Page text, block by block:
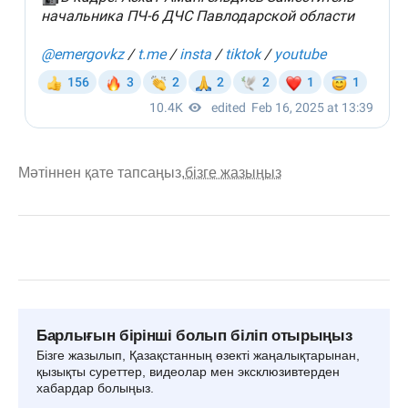
Мәтіннен қате тапсаңыз,бізге жазыңыз
Барлығын бірінші болып біліп отырыңыз
Бізге жазылып, Қазақстанның өзекті жаңалықтарынан,
қызықты суреттер, видеолар мен эксклюзивтерден
хабардар болыңыз.